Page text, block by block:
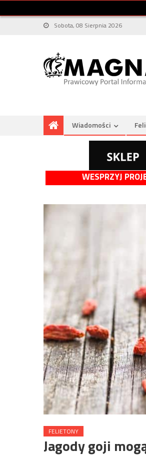
Sobota, 08 Sierpnia 2026
Wiadomości
WESPRZYJ
FELIETONY
Jagody goji